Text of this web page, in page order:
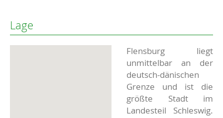
Lage
Flensburg liegt
unmittelbar an der
deutsch-dänischen
Grenze und ist die
größte Stadt im
Landesteil Schleswig.